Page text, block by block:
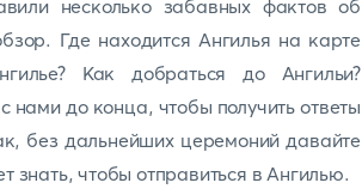
несколько забавных фактов об
Где находится Ангилья на карте
Как добраться до Ангильи?
нами до конца, чтобы получить ответы
без дальнейших церемоний давайте
знать, чтобы отправиться в Ангилью.